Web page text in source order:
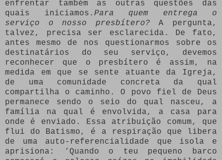
enfrentar também as outras questões das
quais iniciamos. Para quem entrega o
serviço o nosso presbítero? A pergunta,
talvez, precisa ser esclarecida. De fato,
antes mesmo de nos questionarmos sobre os
destinatários do seu serviço, devemos
reconhecer que o presbítero é assim, na
medida em que se sente atuante da Igreja,
de uma comunidade concreta da qual
compartilha o caminho. O povo fiel de Deus
permanece sendo o seio do qual nasceu, a
família na qual é envolvida, a casa para
onde é enviado. Essa atribuição comum, que
flui do Batismo, é a respiração que libera
de uma auto-referencialidade que isola e
aprisiona: ‘Quando o teu pequeno barco